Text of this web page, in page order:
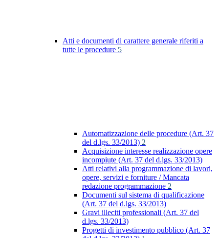
Atti e documenti di carattere generale riferiti a
tutte le procedure 5
Automatizzazione delle procedure (Art. 37
del d.lgs. 33/2013) 2
Acquisizione interesse realizzazione opere
incompiute (Art. 37 del d.lgs. 33/2013)
Atti relativi alla programmazione di lavori,
opere, servizi e forniture / Mancata
redazione programmazione 2
Documenti sul sistema di qualificazione
(Art. 37 del d.lgs. 33/2013)
Gravi illeciti professionali (Art. 37 del
d.lgs. 33/2013)
Progetti di investimento pubblico (Art. 37